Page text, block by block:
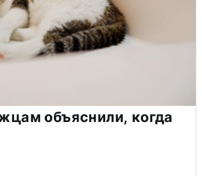
объяснили, когда